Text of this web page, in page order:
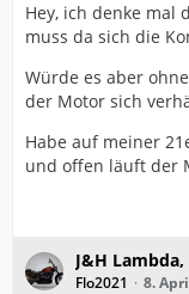
Hey, ich denke mal
muss da sich die
Würde es aber
der Motor sich
Habe auf meiner
und offen läuft der
J&H Lambda,
Flo2021 8.